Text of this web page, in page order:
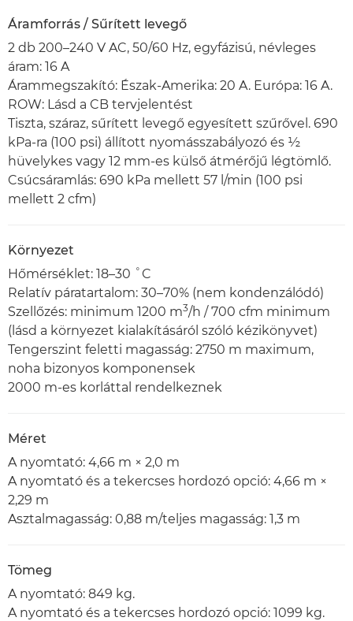
Áramforrás / Sűrített levegő
2 db 200–240 V AC, 50/60 Hz, egyfázisú, névleges
áram: 16 A
Árammegszakító: Észak-Amerika: 20 A. Európa: 16 A.
ROW: Lásd a CB tervjelentést
Tiszta, száraz, sűrített levegő egyesített szűrővel. 690
kPa-ra (100 psi) állított nyomásszabályozó és ½
hüvelykes vagy 12 mm-es külső átmérőjű légtömlő.
Csúcsáramlás: 690 kPa mellett 57 l/min (100 psi
mellett 2 cfm)
Környezet
Hőmérséklet: 18–30 ˚C
Relatív páratartalom: 30–70% (nem kondenzálódó)
Szellőzés: minimum 1200 m3/h / 700 cfm minimum
(lásd a környezet kialakításáról szóló kézikönyvet)
Tengerszint feletti magasság: 2750 m maximum,
noha bizonyos komponensek
2000 m-es korláttal rendelkeznek
Méret
A nyomtató: 4,66 m × 2,0 m
A nyomtató és a tekercses hordozó opció: 4,66 m ×
2,29 m
Asztalmagasság: 0,88 m/teljes magasság: 1,3 m
Tömeg
A nyomtató: 849 kg.
A nyomtató és a tekercses hordozó opció: 1099 kg.